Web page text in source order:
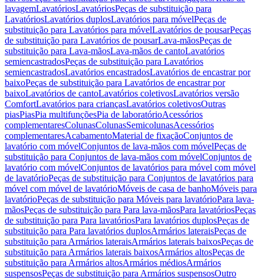
lavagemLavatóriosLavatóriosPeças de substituição para
LavatóriosLavatórios duplosLavatórios para móvelPeças de
substituição para Lavatórios para móvelLavatórios de pousarPeças
de substituição para Lavatórios de pousarLava-mãosPeças de
substituição para Lava-mãosLava-mãos de cantoLavatórios
semiencastradosPeças de substituição para Lavatórios
semiencastradosLavatórios encastradosLavatórios de encastrar por
baixoPeças de substituição para Lavatórios de encastrar por
baixoLavatórios de cantoLavatórios coletivosLavatórios versão
ComfortLavatórios para criançasLavatórios coletivosOutras
piasPiasPia multifunçõesPia de laboratórioAcessórios
complementaresColunasColunasSemicolunasAcessórios
complementaresAcabamentoMaterial de fixaçãoConjuntos de
lavatório com móvelConjuntos de lava-mãos com móvelPeças de
substituição para Conjuntos de lava-mãos com móvelConjuntos de
lavatório com móvelConjuntos de lavatórios para móvel com móvel
de lavatórioPeças de substituição para Conjuntos de lavatórios para
móvel com móvel de lavatórioMóveis de casa de banhoMóveis para
lavatórioPeças de substituição para Móveis para lavatórioPara lava-
mãosPeças de substituição para Para lava-mãosPara lavatóriosPeças
de substituição para Para lavatóriosPara lavatórios duplosPeças de
substituição para Para lavatórios duplosArmários lateraisPeças de
substituição para Armários lateraisArmários laterais baixosPeças de
substituição para Armários laterais baixosArmários altosPeças de
substituição para Armários altosArmários médiosArmários
suspensosPeças de substituição para Armários suspensosOutro